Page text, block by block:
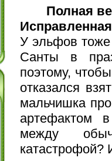
Полная
У эльфов
Санты в
поэтому,
отказался
мальчишка
артефактом
между
катастрофой?